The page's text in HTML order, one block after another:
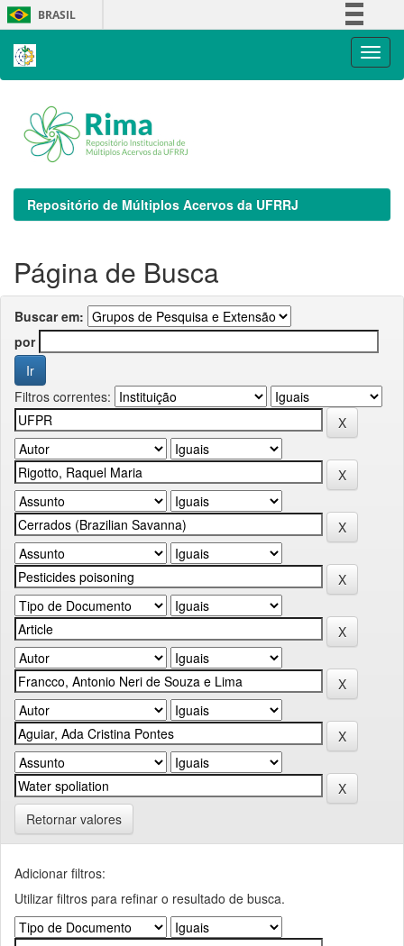
Skip
navigation
BRASIL
Repositório de Múltiplos Acervos da UFRRJ
Página de Busca
Buscar em:
por
Filtros correntes:
Retornar valores
Adicionar filtros:
Utilizar filtros para refinar o resultado de busca.